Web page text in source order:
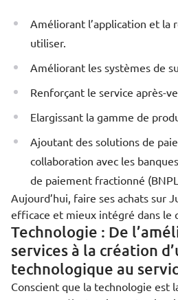
Améliorant l’application et la
utiliser.
Améliorant les systèmes de
Renforçant le service après-
Elargissant la gamme de
Ajoutant des solutions de
collaboration avec les
de paiement fractionné
Aujourd’hui, faire ses achats sur
efficace et mieux intégré dans le
Technologie : De
services à la création
technologique au
Conscient que la technologie est